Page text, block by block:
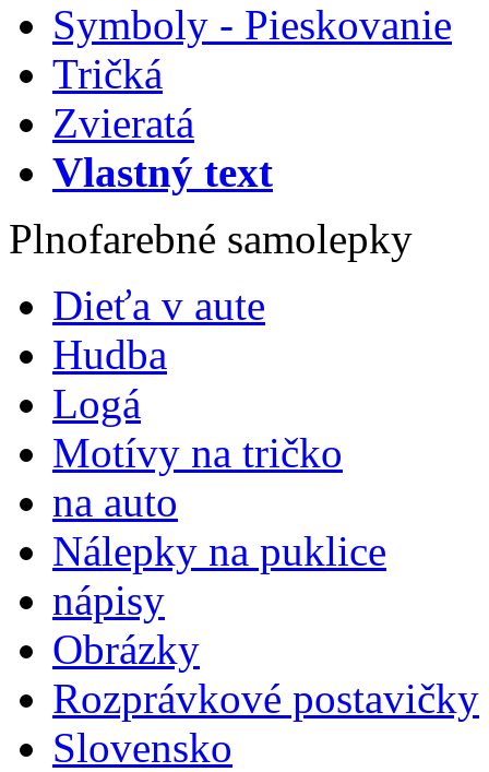
Symboly - Pieskovanie
Tričká
Zvieratá
Vlastný text
Plnofarebné samolepky
Dieťa v aute
Hudba
Logá
Motívy na tričko
na auto
Nálepky na puklice
nápisy
Obrázky
Rozprávkové postavičky
Slovensko